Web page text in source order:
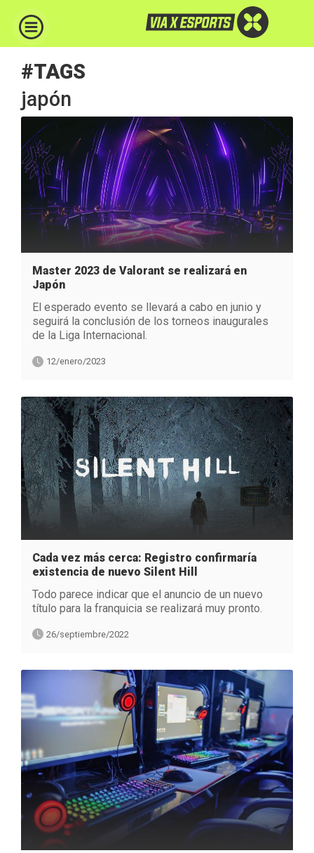
#TAGS
japón
Master 2023 de Valorant se realizará en
Japón
El esperado evento se llevará a cabo en junio y
seguirá la conclusión de los torneos inaugurales
de la Liga Internacional.
12/enero/2023
Cada vez más cerca: Registro confirmaría
existencia de nuevo Silent Hill
Todo parece indicar que el anuncio de un nuevo
título para la franquicia se realizará muy pronto.
26/septiembre/2022